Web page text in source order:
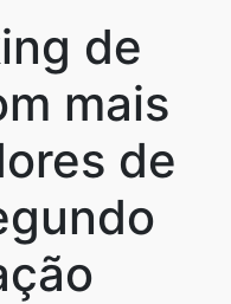
de
mais
de